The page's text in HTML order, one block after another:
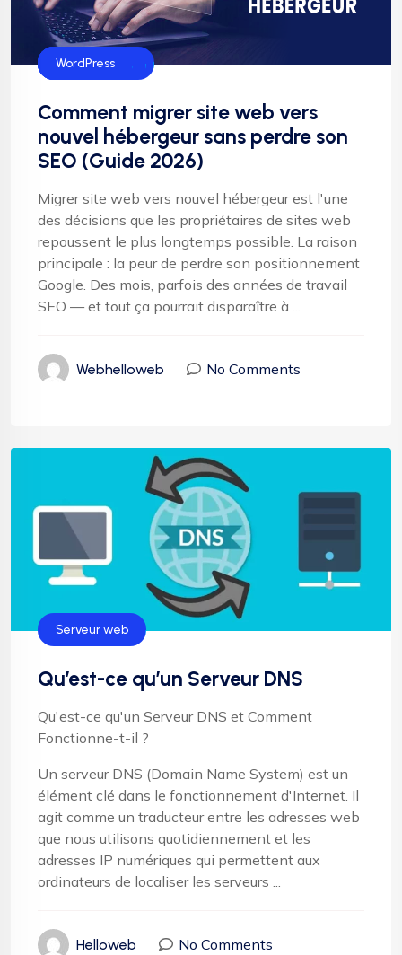
Hébergement
SEO
Serveur web
WordPress
Comment migrer site web vers
nouvel hébergeur sans perdre son
SEO (Guide 2026)
Migrer site web vers nouvel hébergeur est l'une
des décisions que les propriétaires de sites web
repoussent le plus longtemps possible. La raison
principale : la peur de perdre son positionnement
Google. Des mois, parfois des années de travail
SEO — et tout ça pourrait disparaître à ...
Webhelloweb No Comments
Serveur web
Qu’est-ce qu’un Serveur DNS
Qu'est-ce qu'un Serveur DNS et Comment
Fonctionne-t-il ?
Un serveur DNS (Domain Name System) est un
élément clé dans le fonctionnement d'Internet. Il
agit comme un traducteur entre les adresses web
que nous utilisons quotidiennement et les
adresses IP numériques qui permettent aux
ordinateurs de localiser les serveurs ...
Helloweb No Comments